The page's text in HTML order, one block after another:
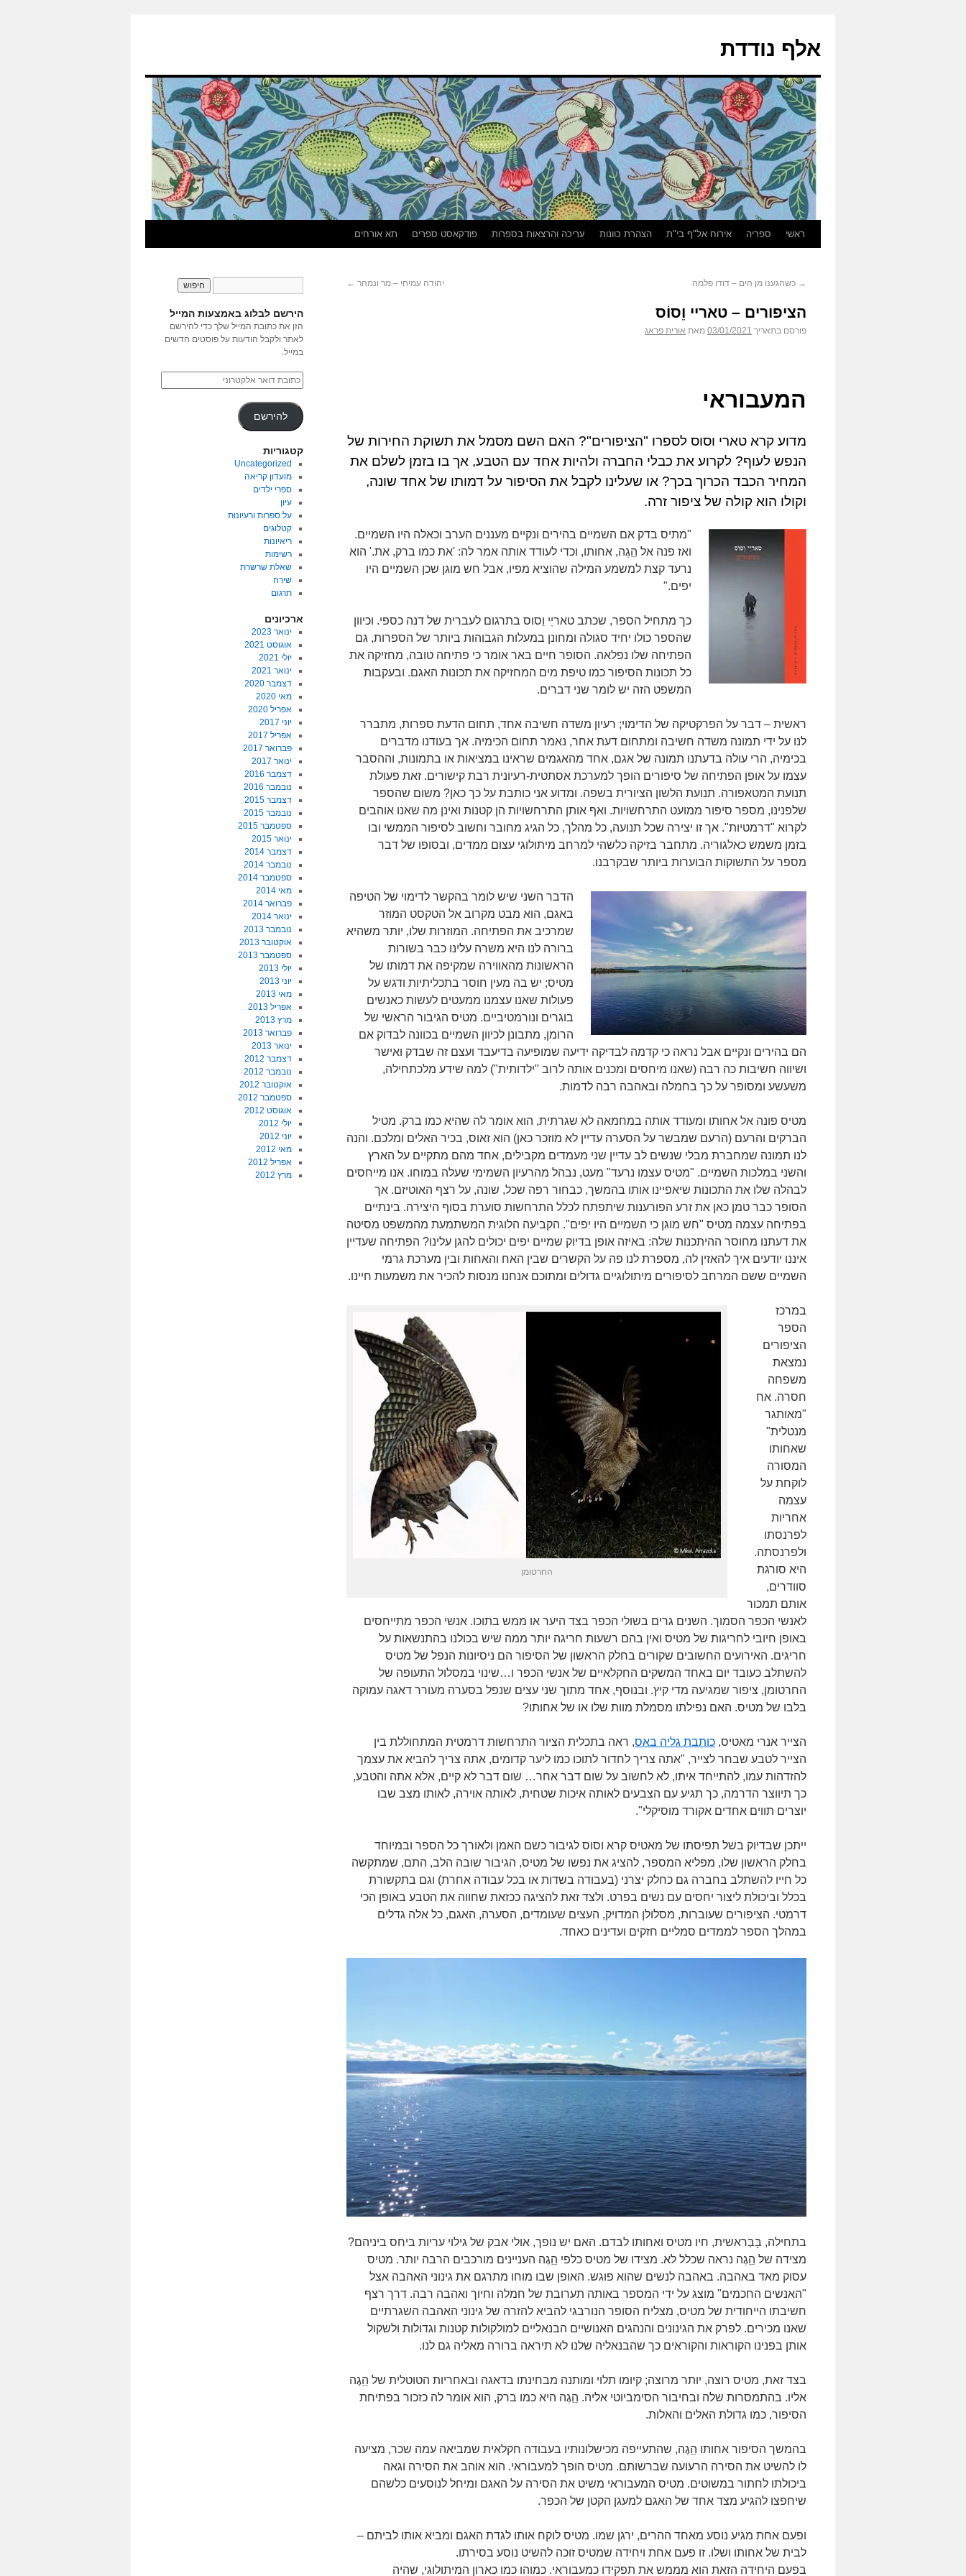
אלף נודדת
ראשי ספריה אירוח אל"ף בי"ת הצהרת כוונות עריכה והרצאות בספרות פודקאסט ספרים תא אורחים
→ כשהגענו מן הים – דודו פלמה יהודה עמיחי – מר ונמהר ←
הציפורים – טאריי וֵסוֹס
פורסם בתאריך 03/01/2021 מאת אורית פראג
המעבוראי
מדוע קרא טארי וסוס לספרו "הציפורים"? האם השם מסמל את תשוקת החירות של
הנפש לעוף? לקרוע את כבלי החברה ולהיות אחד עם הטבע, אך בו בזמן לשלם את
המחיר הכבד הכרוך בכך? או שעלינו לקבל את הסיפור על דמותו של אחד שונה,
וקולו הוא קולה של ציפור זרה.
"מתיס בדק אם השמיים בהירים ונקיים מעננים הערב וכאלה היו השמיים.
ואז פנה אל הֵֵגֶה, אחותו, וכדי לעודד אותה אמר לה: 'את כמו ברק, את.' הוא
נרעד קצת למשמע המילה שהוציא מפיו, אבל חש מוגן שכן השמיים היו
יפים."
כך מתחיל הספר, שכתב טאריֵי וֵסוס בתרגום לעברית של דנה כספי. וכיוון
שהספר כולו יחיד סגולה ומחונן במעלות הגבוהות ביותר של הספרות, גם
הפתיחה שלו נפלאה. הסופר חיים באר אומר כי פתיחה טובה, מחזיקה את
כל תכונות הסיפור כמו טיפת מים המחזיקה את תכונות האגם. ובעקבות
המשפט הזה יש לומר שני דברים.
ראשית – דבר על הפרקטיקה של הדימוי; רעיון משדה חשיבה אחד, תחום הדעת ספרות, מתברר
לנו על ידי תמונה משדה חשיבה ומתחום דעת אחר, נאמר תחום הכימיה. אך בעודנו מדברים
בכימיה, הרי עולה בדעתנו תמונה של אגם, אחד מהאגמים שראינו במציאות או בתמונות, וההסבר
עצמו על אופן הפתיחה של סיפורים הופך למערכת אסתטית-רעיונית רבת קישורים. זאת פעולת
תנועת המטאפורה. תנועת הלשון הציורית בשפה. ומדוע אני כותבת על כך כאן? משום שהספר
שלפנינו, מספר סיפור ממועט התרחשויות. ואף אותן התרחשויות הן קטנות ואינן מה שאנו אוהבים
לקרוא "דרמטיות". אך זו יצירה שכל תנועה, כל מהלך, כל הגיג מחובר וחשוב לסיפור הממשי ובו
בזמן משמש כאלגוריה. מתחבר בזיקה כלשהי למרחב מיתולוגי עצום ממדים, ובסופו של דבר
מספר על התשוקות הבוערות ביותר שבקרבנו.
הדבר השני שיש לומר בהקשר לדימוי של הטיפה
באגם, הוא מבט מקרוב אל הטקסט המוזר
שמרכיב את הפתיחה. המוזרות שלו, יותר משהיא
ברורה לנו היא משרה עלינו כבר בשורות
הראשונות מהאווירה שמקיפה את דמותו של
מטיס; יש בה מעין חוסר בתכליתיות ודגש על
פעולות שאנו עצמנו ממעטים לעשות כאנשים
בוגרים ונורמטיביים. מטיס הגיבור הראשי של
הרומן, מתבונן לכיוון השמיים בכוונה לבדוק אם
הם בהירים ונקיים אבל נראה כי קדמה לבדיקה ידיעה שמופיעה בדיעבד ועצם זה שבדק ואישר
ושיווה חשיבות כה רבה (שאנו מיחסים ומכנים אותה לרוב "ילדותית") למה שידע מלכתחילה,
משעשע ומסופר על כך בחמלה ובאהבה רבה לדמות.
מטיס פונה אל אחותו ומעודד אותה במחמאה לא שגרתית, הוא אומר לה שהיא כמו ברק. מטיל
הברקים והרעם (הרעם שמבשר על הסערה עדיין לא מוזכר כאן) הוא זאוס, בכיר האלים ומלכם. והנה
לנו תמונה שמחברת מבלי שנשים לב עדיין שני מעמדים מקבילים, אחד מהם מתקיים על הארץ
והשני במלכות השמיים. "מטיס עצמו נרעד" מעט, נבהל מהרעיון השמימי שעלה במוחו. אנו מייחסים
לבהלה שלו את התכונות שיאפיינו אותו בהמשך, כבחור רפה שכל, שונה, על רצף האוטיזם. אך
הסופר כבר טמן כאן את זרע הפורענות שיתפתח לכלל התרחשות סוערת בסוף היצירה. בינתיים
בפתיחה עצמה מטיס "חש מוגן כי השמיים היו יפים". הקביעה הלוגית המשתמעת מהמשפט מסיטה
את דעתנו מחוסר ההיתכנות שלה: באיזה אופן בדיוק שמיים יפים יכולים להגן עלינו? הפתיחה שעדיין
איננו יודעים איך להאזין לה, מספרת לנו פה על הקשרים שבין האח והאחות ובין מערכת גרמי
השמיים ששם המרחב לסיפורים מיתולוגיים גדולים ומתוכם אנחנו מנסות להכיר את משמעות חיינו.
החרטומן
במרכז
הספר
הציפורים
נמצאת
משפחה
חסרה. אח
"מאותגר
מנטלית"
שאחותו
המסורה
לוקחת על
עצמה
אחריות
לפרנסתו
ולפרנסתה.
היא סורגת
סוודרים,
אותם תמכור
לאנשי הכפר הסמוך. השנים גרים בשולי הכפר בצד היער או ממש בתוכו. אנשי הכפר מתייחסים
באופן חיובי לחריגות של מטיס ואין בהם רשעות חריגה יותר ממה שיש בכולנו בהתנשאות על
חריגים. האירועים החשובים שקורים בחלק הראשון של הסיפור הם ניסיונות הנפל של מטיס
להשתלב כעובד יום באחד המשקים החקלאיים של אנשי הכפר ו…שינוי במסלול התעופה של
החרטומן, ציפור שמגיעה מדי קיץ. ובנוסף, אחד מתוך שני עצים שנפל בסערה מעורר דאגה עמוקה
בלבו של מטיס. האם נפילתו מסמלת מוות שלו או של אחותו?
הצייר אנרי מאטיס, כותבת גליה באס, ראה בתכלית הציור התרחשות דרמטית המתחוללת בין
הצייר לטבע שבחר לצייר, "אתה צריך לחדור לתוכו כמו ליער קדומים, אתה צריך להביא את עצמך
להזדהות עמו, להתייחד איתו, לא לחשוב על שום דבר אחר… שום דבר לא קיים, אלא אתה והטבע,
כך תיווצר הדרמה, כך תגיע עם הצבעים לאותה איכות שטחית, לאותה אוירה, לאותו מצב שבו
יוצרים תווים אחדים אקורד מוסיקלי".
ייתכן שבדיוק בשל תפיסתו של מאטיס קרא וסוס לגיבור כשם האמן ולאורך כל הספר ובמיוחד
בחלק הראשון שלו, מפליא המספר, להציג את נפשו של מטיס, הגיבור שובה הלב, התם, שמתקשה
כל חייו להשתלב בחברה גם כחלק יצרני (בעבודה בשדות או בכל עבודה אחרת) וגם בתקשורת
בכלל וביכולת ליצור יחסים עם נשים בפרט. ולצד זאת להציגה ככזאת שחווה את הטבע באופן הכי
דרמטי. הציפורים שעוברות, מסלולן המדויק, העצים שעומדים, הסערה, האגם, כל אלה גדלים
במהלך הספר לממדים סמליים חזקים ועדינים כאחד.
בתחילה, בָּבְּראשית, חיו מטיס ואחותו לבדם. האם יש נופך, אולי אבק של גילוי עריות ביחס ביניהם?
מצידה של הֵֵגֶה נראה שכלל לא. מצידו של מטיס כלפי הֵֵגֶה העניינים מורכבים הרבה יותר. מטיס
עסוק מאד באהבה. באהבה לנשים שהוא פוגש. האופן שבו מוחו מתרגם את גינוני האהבה אצל
"האנשים החכמים" מוצג על ידי המספר באותה תערובת של חמלה וחיוך ואהבה רבה. דרך רצף
חשיבתו הייחודית של מטיס, מצליח הסופר הנורבגי להביא להזרה של גינוני האהבה השגרתיים
שאנו מכירים. לפרק את הגינונים והנהגים האנושיים הבנאליים למולקולות קטנות וגדולות ולשקול
אותן בפנינו הקוראות והקוראים כך שהבנאליה שלנו לא תיראה ברורה מאליה גם לנו.
בצד זאת, מטיס רוצה, יותר מרוצה; קיומו תלוי ומותנה מבחינתו בדאגה ובאחריות הטוטלית של הֵֵגֶה
אליו. בהתמסרות שלה ובחיבור הסימביוטי אליה. הֵֵגֶה היא כמו ברק, הוא אומר לה כזכור בפתיחת
הסיפור, כמו גדולת האלים והאלות.
בהמשך הסיפור אחותו הֵֵגֶה, שהתעייפה מכישלונותיו בעבודה חקלאית שמביאה עמה שכר, מציעה
לו להשיט את הסירה הרעועה שברשותם. מטיס הופך למעבוראי. הוא אוהב את הסירה וגאה
ביכולתו לחתור במשוטים. מטיס המעבוראי משיט את הסירה על האגם ומיחל לנוסעים כלשהם
שיחפצו להגיע מצד אחד של האגם למעגן הקטן של הכפר.
ופעם אחת מגיע נוסע מאחד ההרים, ירגן שמו. מטיס לוקח אותו לגדת האגם ומביא אותו לביתם –
לבית של אחותו ושלו. זו פעם אחת ויחידה שמטיס זוכה להשיט נוסע בסירתו.
בפעם היחידה הזאת הוא מממש את תפקידו כמעבוראי. כמוהו כמו כארון המיתולוגי, שהיה
הירשם לבלוג באמצעות המייל
הזן את כתובת המייל שלך כדי להירשם
לאתר ולקבל הודעות על פוסטים חדשים
במייל.
להירשם
קטגוריות
Uncategorized
מועדון קריאה
ספרי ילדים
עיון
על ספרות ורעיונות
קטלוגים
ריאיונות
רשימות
שאלת שרשרת
שירה
תרגום
ארכיונים
ינואר 2023
אוגוסט 2021
יולי 2021
ינואר 2021
דצמבר 2020
מאי 2020
אפריל 2020
יוני 2017
אפריל 2017
פברואר 2017
ינואר 2017
דצמבר 2016
נובמבר 2016
דצמבר 2015
נובמבר 2015
ספטמבר 2015
ינואר 2015
דצמבר 2014
נובמבר 2014
ספטמבר 2014
מאי 2014
פברואר 2014
ינואר 2014
נובמבר 2013
אוקטובר 2013
ספטמבר 2013
יולי 2013
יוני 2013
מאי 2013
אפריל 2013
מרץ 2013
פברואר 2013
ינואר 2013
דצמבר 2012
נובמבר 2012
אוקטובר 2012
ספטמבר 2012
אוגוסט 2012
יולי 2012
יוני 2012
מאי 2012
אפריל 2012
מרץ 2012